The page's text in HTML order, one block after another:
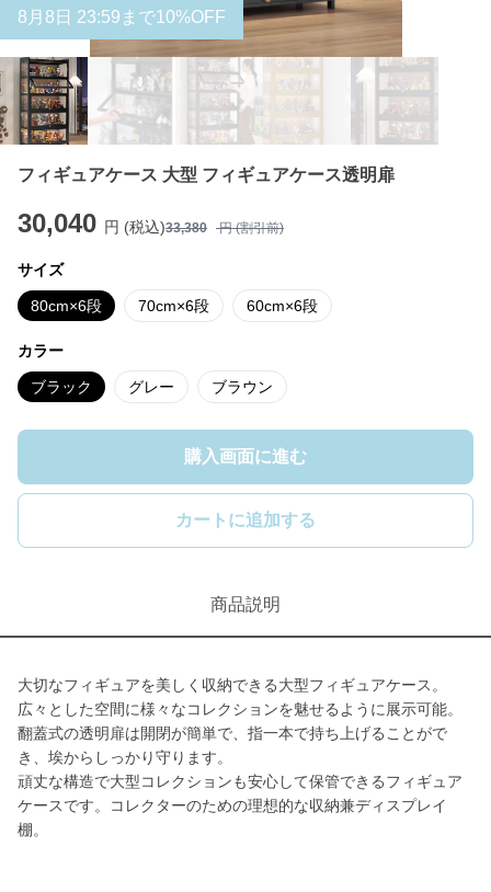
8 月 8 日 23:59まで10%OFF
フィギュアケース 大型 フィギュアケース透明扉
30,040 円 (税込)33,380 円 (割引前)
サイズ
80cm×6段 70cm×6段 60cm×6段
カラー
ブラック グレー ブラウン
購入画面に進む
カートに追加する
商品説明
大切なフィギュアを美しく収納できる大型フィギュアケース。
広々とした空間に様々なコレクションを魅せるように展示可能。
翻蓋式の透明扉は開閉が簡単で、指一本で持ち上げることがで
き、埃からしっかり守ります。
頑丈な構造で大型コレクションも安心して保管できるフィギュア
ケースです。コレクターのための理想的な収納兼ディスプレイ
棚。